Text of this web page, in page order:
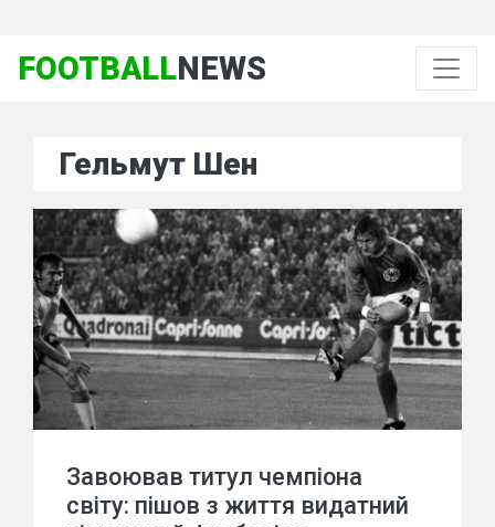
FOOTBALLNEWS
Гельмут Шен
Завоював титул чемпіона
світу: пішов з життя видатний